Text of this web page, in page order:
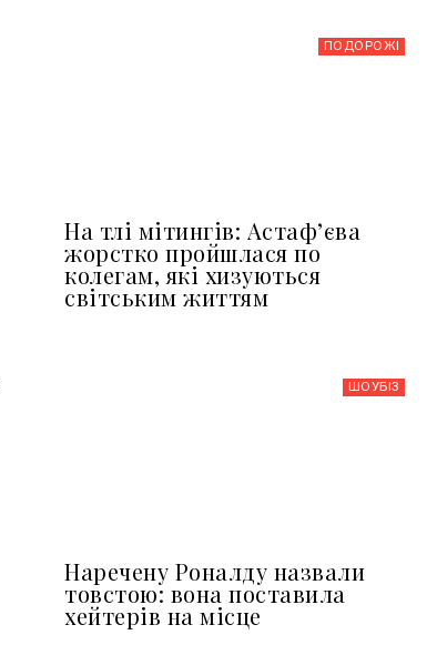
ПОДОРОЖІ
На тлі мітингів: Астафʼєва
жорстко пройшлася по
колегам, які хизуються
світським життям
ШОУБIЗ
Наречену Роналду назвали
товстою: вона поставила
хейтерів на місце